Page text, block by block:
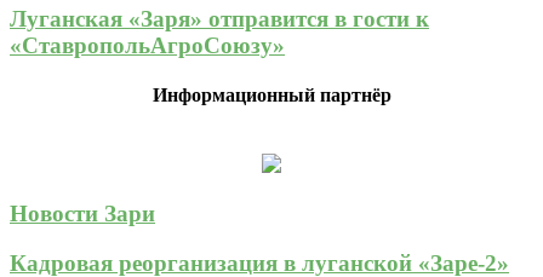
Луганская «Заря» отправится в гости к
«СтавропольАгроСоюзу»
Информационный партнёр
Новости Зари
Кадровая реорганизация в луганской «Заре-2»